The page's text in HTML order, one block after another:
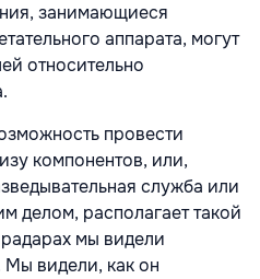
занимающиеся
аппарата, могут
относительно
провести
компонентов, или,
служба или
делом, располагает такой
мы видели
Мы видели, как он